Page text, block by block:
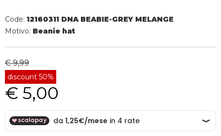
Code: 12160311 DNA BEABIE-GREY MELANGE
Motivo: Beanie hat
€ 9,99
discount 50%
€ 5,00